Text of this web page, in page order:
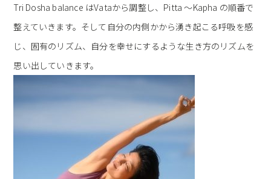
Tri Dosha balance はVataから調整し、Pitta 〜Kapha の順番で
整えていきます。そして自分の内側かから湧き起こる呼吸を感
じ、固有のリズム、自分を幸せにするような生き方のリズムを
思い出していきます。